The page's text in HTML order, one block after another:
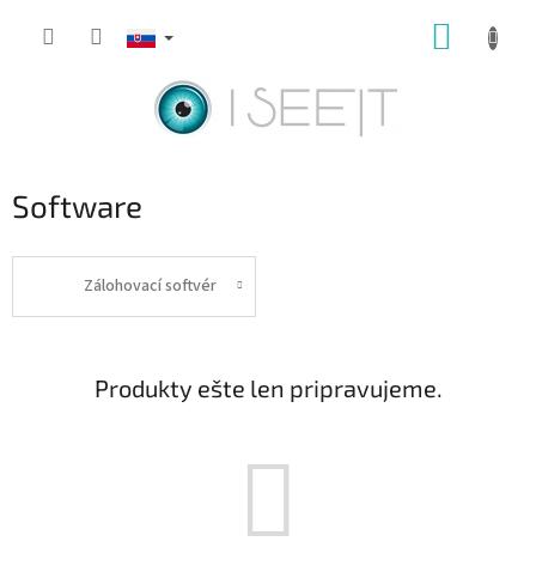
Software
Zálohovací softvér
Produkty ešte len pripravujeme.